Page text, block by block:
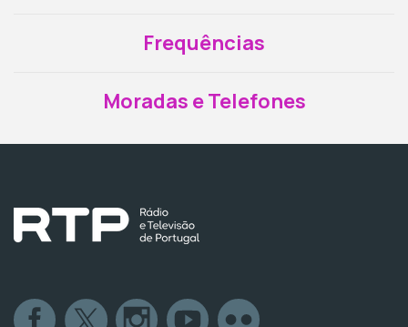
Frequências
Moradas e Telefones